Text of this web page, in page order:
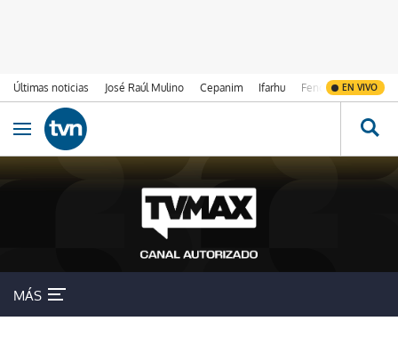
Últimas noticias José Raúl Mulino Cepanim Ifarhu Fenómeno de El
EN VIVO
Ir al contenido
Obrir navegació
MÁS